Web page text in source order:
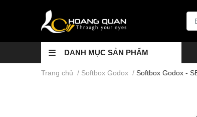
DANH MỤC SẢN PHẨM
Trang chủ / Softbox Godox / Softbox Godox -